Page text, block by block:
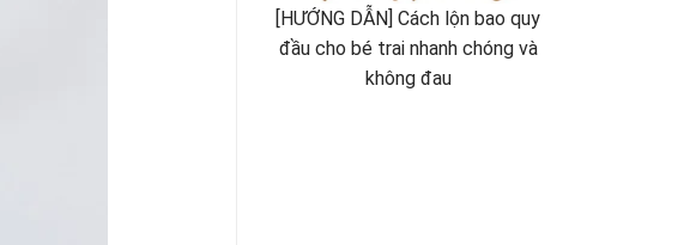
[HƯỚNG DẪN] Cách lộn bao quy
đầu cho bé trai nhanh chóng và
không đau